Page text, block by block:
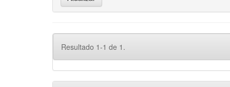
Resultado 1-1 de 1.